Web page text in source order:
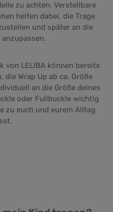
zu achten. Verstellbare
helfen dabei, die Trage
und später an die
von LELIBA können bereits
Wrap Up ab ca. Größe
an die Größe deines
oder Fullbuckle wichtig
zu euch und eurem Alltag